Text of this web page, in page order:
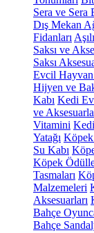
Sera ve Sera
Dış Mekan
Fidanları
Saksı ve
Saksı
Evcil
Hijyen ve
Kabı Kedi
ve
Vitamini Kedi
Yatağı
Su Kabı
Köpek
Tasmaları
Malzemeleri
Aksesuarları
Bahçe
Bahçe